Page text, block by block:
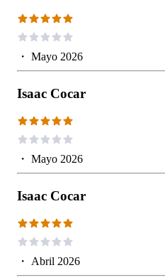
・ Mayo 2026
Isaac Cocar
・ Mayo 2026
Isaac Cocar
・ Abril 2026